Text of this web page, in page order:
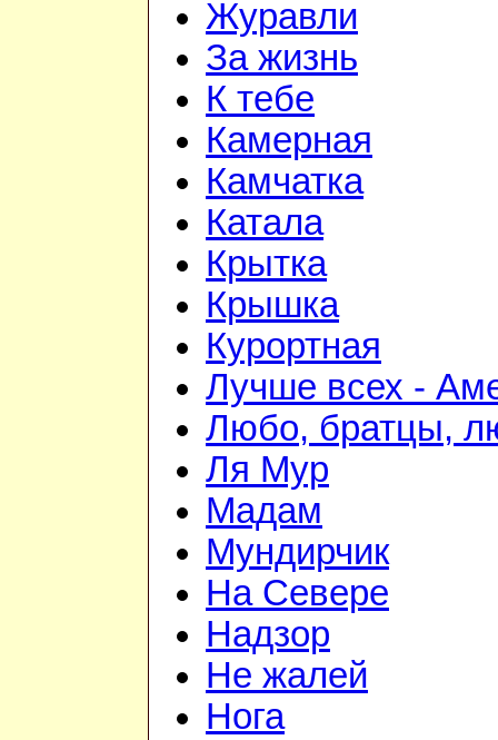
Журавли
За жизнь
К тебе
Камерная
Камчатка
Катала
Крытка
Крышка
Курортная
Лучше всех -
Любо, братцы,
Ля Мур
Мадам
Мундирчик
На Севере
Надзор
Не жалей
Нога